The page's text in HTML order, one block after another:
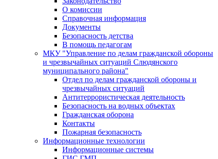
О комиссии
Справочная информация
Документы
Безопасность детства
В помощь педагогам
МКУ "Управление по делам гражданской обороны
и чрезвычайных ситуаций Слюдянского
муниципального района"
Отдел по делам гражданской обороны и
чрезвычайных ситуаций
Антитеррористическая деятельность
Безопасность на водных объектах
Гражданская оборона
Контакты
Пожарная безопасность
Информационные технологии
Информационные системы